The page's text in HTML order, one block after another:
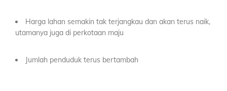
Harga lahan semakin tak terjangkau dan akan terus naik,
utamanya juga di perkotaan maju
Jumlah penduduk terus bertambah